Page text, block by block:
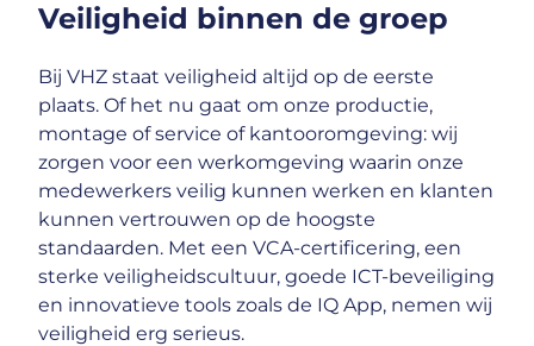
Veiligheid binnen de groep
Bij VHZ staat veiligheid altijd op de eerste
plaats. Of het nu gaat om onze productie,
montage of service of kantooromgeving: wij
zorgen voor een werkomgeving waarin onze
medewerkers veilig kunnen werken en klanten
kunnen vertrouwen op de hoogste
standaarden. Met een VCA-certificering, een
sterke veiligheidscultuur, goede ICT-beveiliging
en innovatieve tools zoals de IQ App, nemen wij
veiligheid erg serieus.